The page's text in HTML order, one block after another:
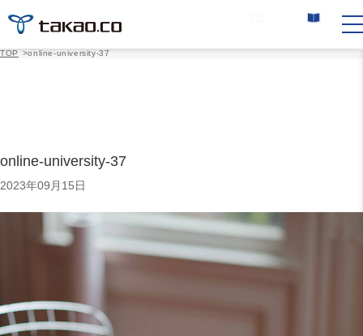
TOP >online-university-37
online-university-37
2023年09月15日